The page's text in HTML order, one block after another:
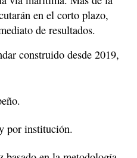
en el corto plazo,
de resultados.
construido desde 2019,
por institución.